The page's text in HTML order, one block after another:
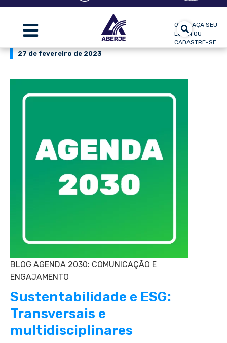
OLÁ, FAÇA SEU
LOGIN OU
CADASTRE-SE
27 de fevereiro de 2023
BLOG AGENDA 2030: COMUNICAÇÃO E
ENGAJAMENTO
Sustentabilidade e ESG:
Transversais e
multidisciplinares